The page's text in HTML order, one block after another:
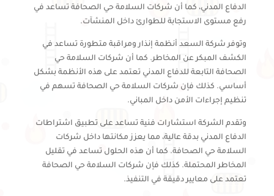
الدفاع المدني، كما أن شركات السلامة حي الصحافة تساعد في
رفع مستوى الاستجابة للطوارئ داخل المنشآت.
وتوفر شركة السعد أنظمة إنذار ومراقبة متطورة تساعد في
الكشف المبكر عن المخاطر. كما أن شركات السلامة حي
الصحافة التابعة للدفاع المدني تعتمد على هذه الأنظمة بشكل
أساسي. كذلك فإن شركات السلامة حي الصحافة تسهم في
تنظيم إجراءات الأمن داخل المباني.
وتقدم الشركة استشارات فنية تساعد على تطبيق اشتراطات
الدفاع المدني بدقة عالية، مما يعزز مكانتها داخل شركات
السلامة حي الصحافة. كما أن هذه الحلول تساعد في تقليل
المخاطر المحتملة. كذلك فإن شركات السلامة حي الصحافة
تعتمد على معايير دقيقة في التنفيذ.